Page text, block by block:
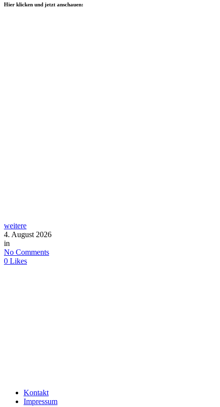
Hier klicken und jetzt anschauen:
weitere
4. August 2026
in
No Comments
0 Likes
Kontakt
Impressum